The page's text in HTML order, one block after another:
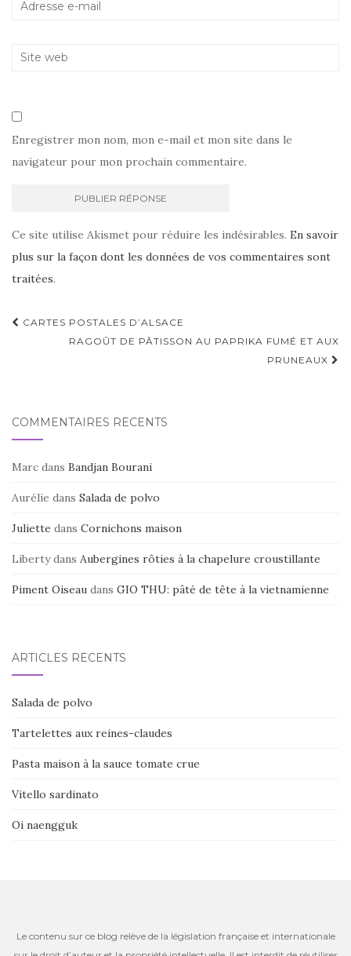
Enregistrer mon nom, mon e-mail et mon site dans le
navigateur pour mon prochain commentaire.
Ce site utilise Akismet pour réduire les indésirables. En savoir
plus sur la façon dont les données de vos commentaires sont
traitées.
Navigation
d'article
CARTES POSTALES D’ALSACE
RAGOÛT DE PÂTISSON AU PAPRIKA FUMÉ ET AUX
PRUNEAUX
COMMENTAIRES RÉCENTS
Marc dans Bandjan Bourani
Aurélie dans Salada de polvo
Juliette dans Cornichons maison
Libertydans Aubergines rôties à la chapelure croustillante
Piment Oiseau dans GIO THU: pâté de tête à la vietnamienne
ARTICLES RÉCENTS
Salada de polvo
Tartelettes aux reines-claudes
Pasta maison à la sauce tomate crue
Vitello sardinato
Oi naengguk
Le contenu sur ce blog relève de la législation française et internationale